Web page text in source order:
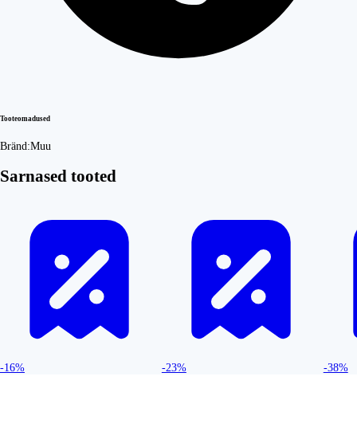
Tooteomadused
Bränd:Muu
Sarnased tooted
-16% -23% -38%